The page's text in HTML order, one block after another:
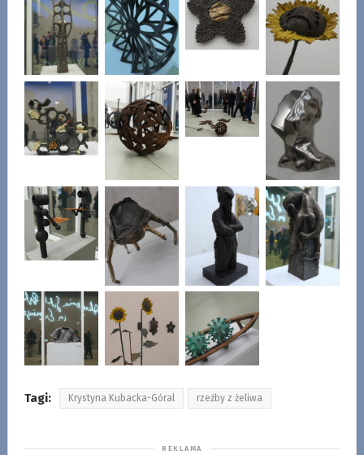
Tagi: Krystyna Kubacka-Góral rzeźby z żeliwa